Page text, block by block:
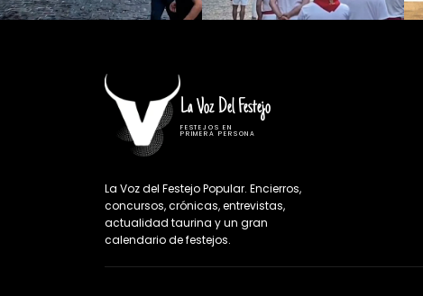
La Voz Del Festejo
FESTEJOS EN
PRIMERA PERSONA
La Voz del Festejo Popular. Encierros,
concursos, crónicas, entrevistas,
actualidad taurina y un gran
calendario de festejos.